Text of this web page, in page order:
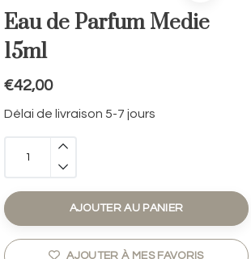
Eau de Parfum Medie
15ml
€42,00
Délai de livraison 5-7 jours
AJOUTER AU PANIER
AJOUTER À MES FAVORIS